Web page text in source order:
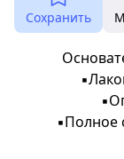
Сохранить
▪️Полное